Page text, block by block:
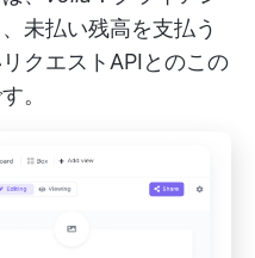
未払い残高を支払う
クエストAPIとのこの
。